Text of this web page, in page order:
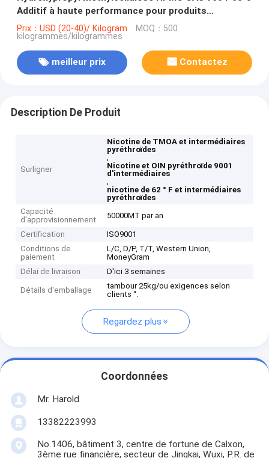
Additif à haute performance pour produits
améliorés
Prix：USD (20-40)/ Kilogram MOQ：500
kilogrammes/kilogrammes
meilleur prix Contactez
Description De Produit
Surligner
Nicotine de TMOA et intermédiaires
pyréthroïdes
,
Nicotine et OIN pyréthroïde 9001
d'intermédiaires
,
nicotine de 62 ° F et intermédiaires
pyréthroïdes
Capacité
d'approvisionnement
50000MT par an
Certification
ISO9001
Conditions de
paiement
L/C, D/P, T/T, Western Union,
MoneyGram
Délai de livraison
D'ici 3 semaines
Détails d'emballage
tambour 25kg/ou exigences selon
clients “.
Regardez plus
Coordonnées
Mr. Harold
13382223993
No.1406, bâtiment 3, centre de fortune de Calxon,
3ème rue financière, secteur de Jingkai, Wuxi, P.R. de